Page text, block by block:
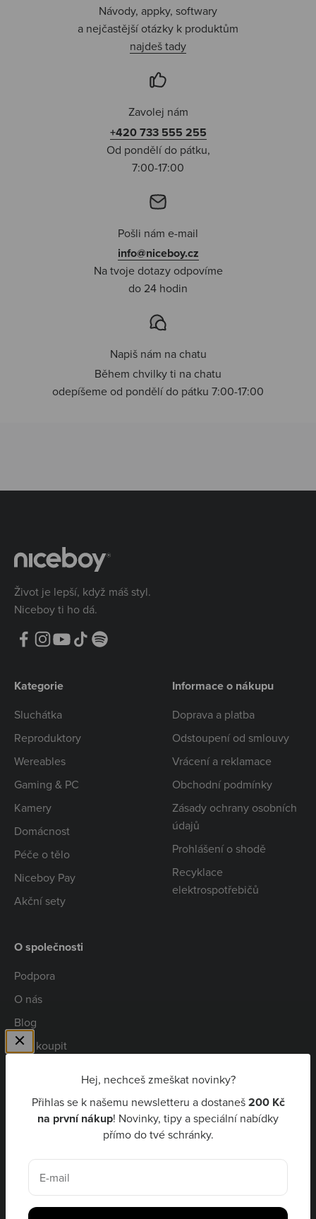
Hej, nechceš zmeškat novinky?
Přihlas se k našemu newsletteru a dostaneš200 Kč
na první nákup! Novinky, tipy a speciální nabídky
přímo do tvé schránky.
E-mail
Návody, appky, softwary
a nejčastější otázky k produktům
najdeš tady
Zavolej nám
+420 733 555 255
Od pondělí do pátku,
7:00-17:00
Pošli nám e-mail
info@niceboy.cz
Na tvoje dotazy odpovíme
do 24 hodin
Napiš nám na chatu
Během chvilky ti na chatu
odepíšeme od pondělí do pátku 7:00-17:00
Život je lepší, když máš styl.
Niceboy ti ho dá.
Kategorie
Sluchátka
Reproduktory
Wereables
Gaming & PC
Kamery
Domácnost
Péče o tělo
Niceboy Pay
Akční sety
Informace o nákupu
Doprava a platba
Odstoupení od smlouvy
Vrácení a reklamace
Obchodní podmínky
Zásady ochrany osobních
údajů
Prohlášení o shodě
Recyklace
elektrospotřebičů
O společnosti
Podpora
O nás
Blog
Kde koupit
Niceboy Pay
CZK Kč